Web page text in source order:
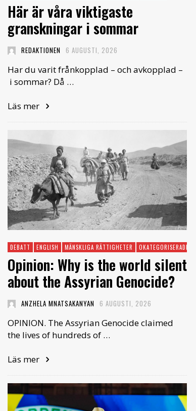
Här är våra viktigaste
granskningar i sommar
REDAKTIONEN 6 AUGUSTI, 2026
Har du varit frånkopplad – och avkopplad –
i sommar? Då …
Läs mer
DEBATT ENGLISH MÄNSKLIGA RÄTTIGHETER OKATEGORISERADE
Opinion: Why is the world silent
about the Assyrian Genocide?
ANZHELA MNATSAKANYAN 6 AUGUSTI, 2026
OPINION. The Assyrian Genocide claimed
the lives of hundreds of …
Läs mer